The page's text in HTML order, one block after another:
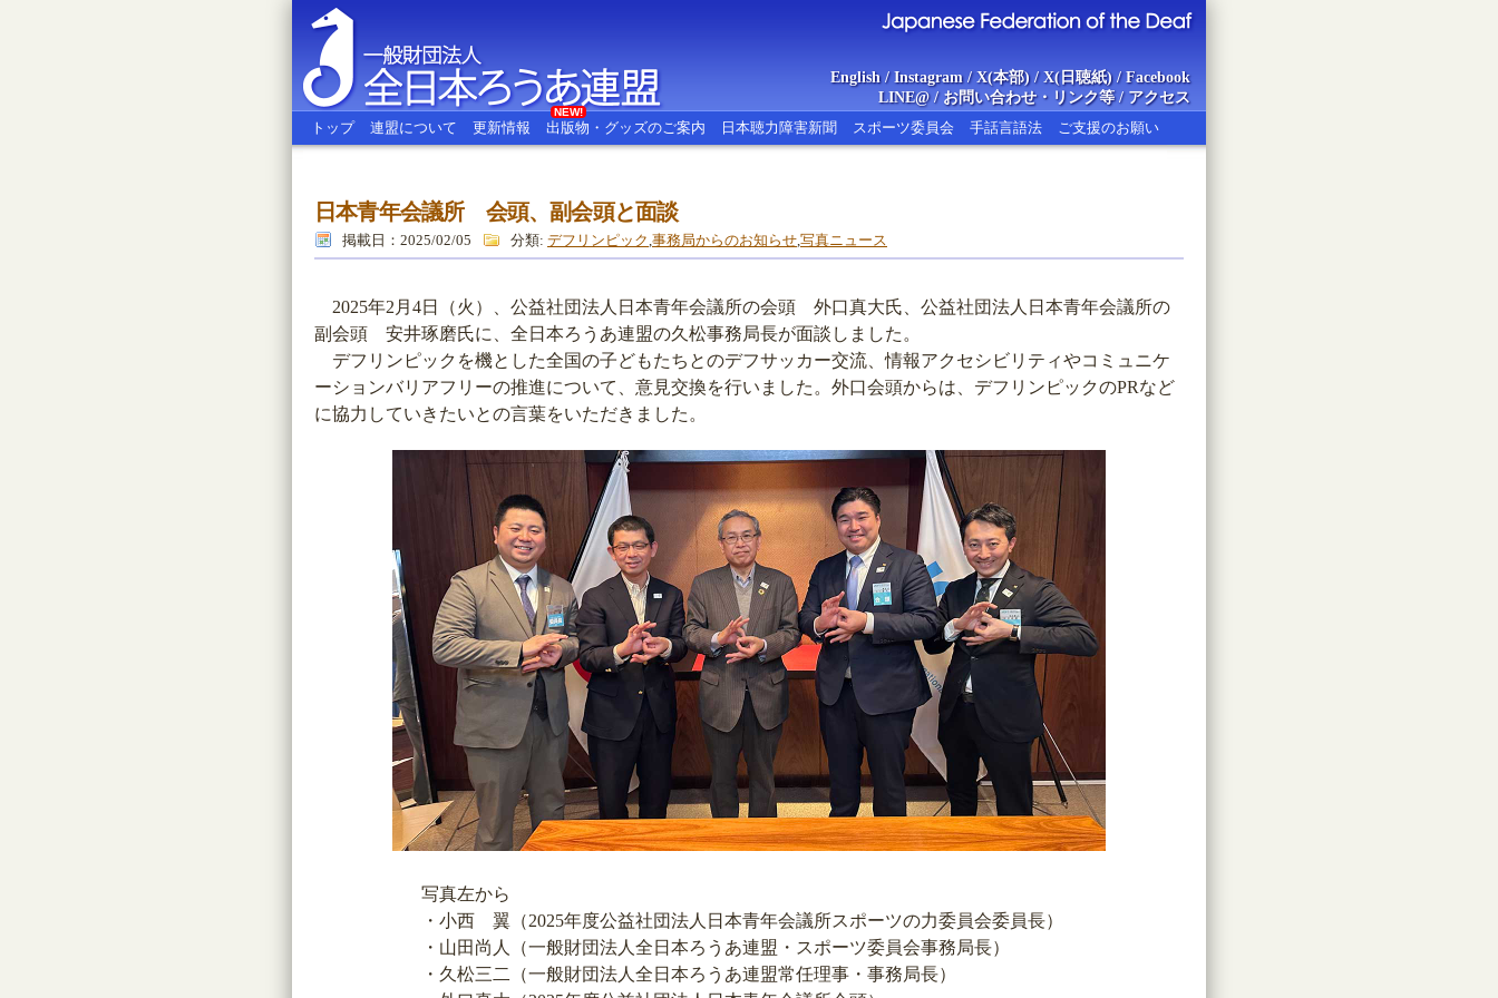
全日本ろうあ連盟 Japanese Federation of the Deaf
English/ Instagram/ X(本部)/ X(日聴紙)/ Facebook
LINE@/ お問い合わせ・リンク等/ アクセス
トップ
連盟について 更新情報 出版物・グッズのご案内
NEW!
日本聴力障害新聞 スポーツ委員会 手話言語法 ご支援のお願い
日本青年会議所 会頭、副会頭と面談
掲載日：2025/02/05 分類: デフリンピック,事務局からのお知らせ,写真ニュース
2025年2月4日（火）、公益社団法人日本青年会議所の会頭 外口真大氏、公益社団法人日本青年会議所の
副会頭 安井琢磨氏に、全日本ろうあ連盟の久松事務局長が面談しました。
デフリンピックを機とした全国の子どもたちとのデフサッカー交流、情報アクセシビリティやコミュニケ
ーションバリアフリーの推進について、意見交換を行いました。外口会頭からは、デフリンピックのPRなど
に協力していきたいとの言葉をいただきました。
写真左から
・小西 翼（2025年度公益社団法人日本青年会議所スポーツの力委員会委員長）
・山田尚人（一般財団法人全日本ろうあ連盟・スポーツ委員会事務局長）
・久松三二（一般財団法人全日本ろうあ連盟常任理事・事務局長）